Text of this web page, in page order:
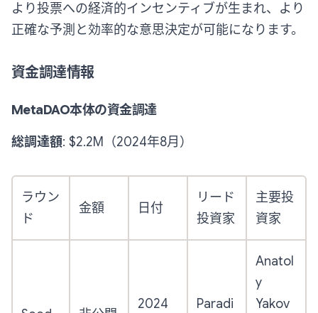
より投票への経済的インセンティブが生まれ、より
正確な予測と効率的な意思決定が可能になります。
資金調達情報
MetaDAO本体の資金調達
総調達額: $2.2M（2024年8月）
ラウン
ド
金額 日付
リード
投資家
主要投
資家
2024
Paradi
Anatol
y
Yakov